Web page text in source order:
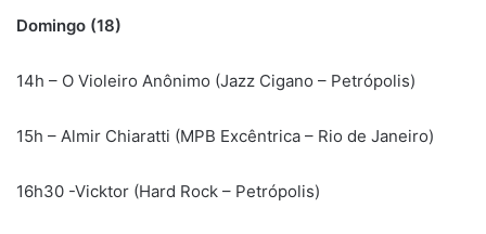
Domingo (18)
14h – O Violeiro Anônimo (Jazz Cigano – Petrópolis)
15h – Almir Chiaratti (MPB Excêntrica – Rio de Janeiro)
16h30 -Vicktor (Hard Rock – Petrópolis)